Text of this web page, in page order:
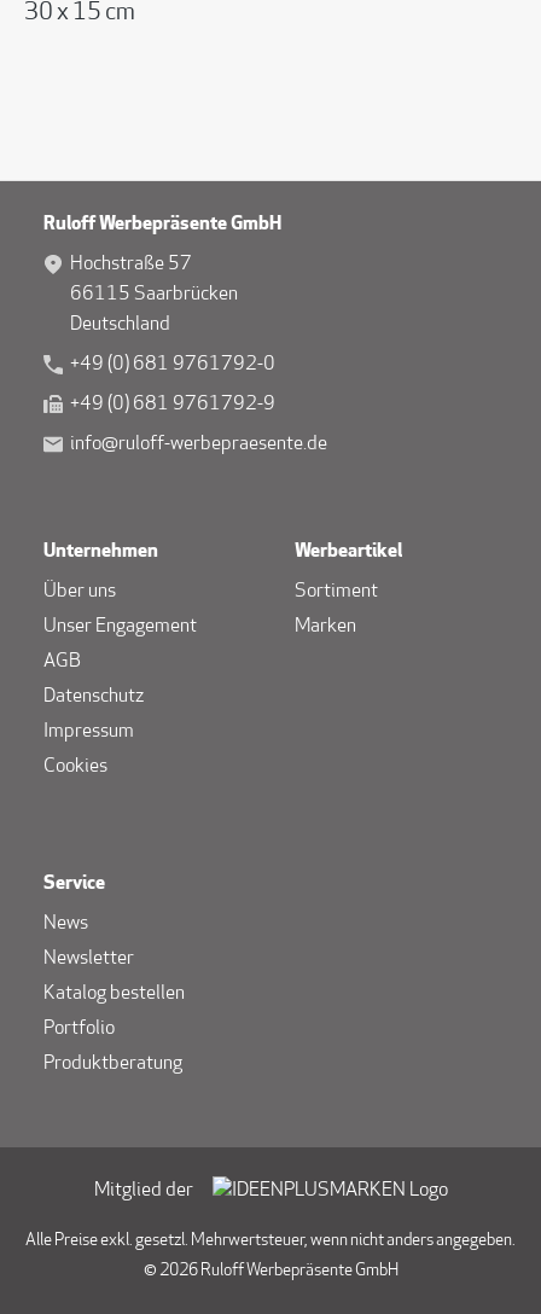
30 x 15 cm
Ruloff Werbepräsente GmbH
Hochstraße 57
66115 Saarbrücken
Deutschland
+49 (0) 681 9761792-0
+49 (0) 681 9761792-9
info@ruloff-werbepraesente.de
Unternehmen
Über uns
Unser Engagement
AGB
Datenschutz
Impressum
Cookies
Werbeartikel
Sortiment
Marken
Service
News
Newsletter
Katalog bestellen
Portfolio
Produktberatung
Mitglied der
Alle Preise exkl. gesetzl. Mehrwertsteuer, wenn nicht anders angegeben.
© 2026 Ruloff Werbepräsente GmbH